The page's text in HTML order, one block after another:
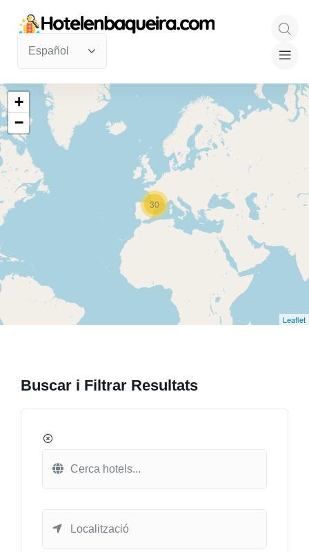
30
+
−
Leaflet
Buscar i Filtrar Resultats